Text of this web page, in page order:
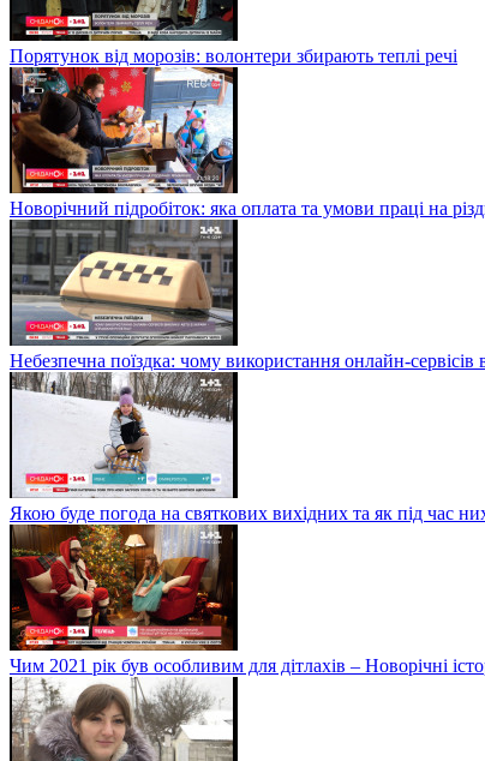
Порятунок від морозів: волонтери збирають теплі речі
Новорічний підробіток: яка оплата та умови праці на
Небезпечна поїздка: чому використання онлайн-
Якою буде погода на святкових вихідних та як під час
Чим 2021 рік був особливим для дітлахів – Новорічні